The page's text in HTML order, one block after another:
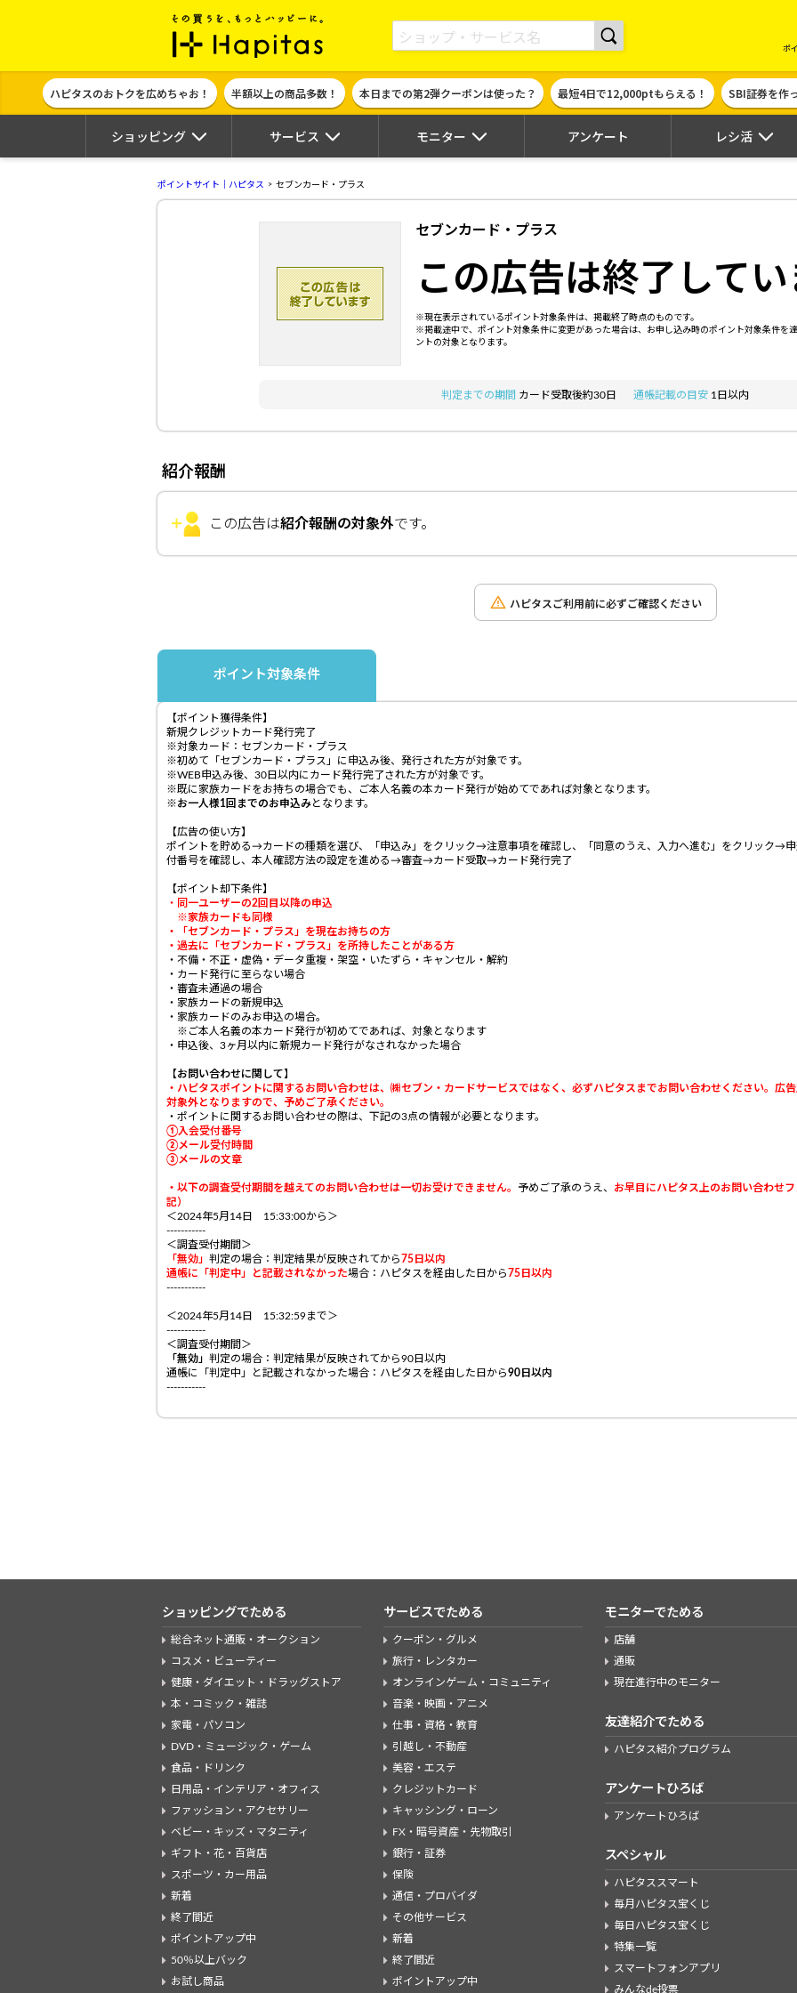
ポイント貯めて現金やギフト券に交換できるポイントサイト | ハピタス
ポ
ハピタスのおトクを広めちゃお！ 半額以上の商品多数！ 本日までの第2弾クーポンは使った？ 最短4日で12,000ptもらえる！ SBI証券を作
ショッピング サービス モニター アンケート レシ活
ポイントサイト｜ハピタス セブンカード・プラス
セブンカード・プラス
この広告は終了してい
※現在表示されているポイント対象条件は、掲載終了時点のものです。
※掲載途中で、ポイント対象条件に変更があった場合は、お申し込み時のポイント対象条件を
ントの対象となります。
判定までの期間 カード受取後約30日 通帳記載の目安 1日以内
紹介報酬
この広告は紹介報酬の対象外です。
ハピタスご利用前に必ずご確認ください
ポイント対象条件
【ポイント獲得条件】
新規クレジットカード発行完了
※対象カード：セブンカード・プラス
※初めて「セブンカード・プラス」に申込み後、発行された方が対象です。
※WEB申込み後、30日以内にカード発行完了された方が対象です。
※既に家族カードをお持ちの場合でも、ご本人名義の本カード発行が始めてであれば対象となります。
※お一人様1回までのお申込みとなります。
【広告の使い方】
ポイントを貯める→カードの種類を選び、「申込み」をクリック→注意事項を確認し、「同意のうえ、入力へ進む」をクリック→
付番号を確認し、本人確認方法の設定を進める→審査→カード受取→カード発行完了
【ポイント却下条件】
・ 同一ユーザーの2回目以降の申込
※家族カードも同様
・「セブンカード・プラス」を現在お持ちの方
・過去に「セブンカード・プラス」を所持したことがある方
・不備・不正・虚偽・データ重複・架空・いたずら・キャンセル・解約
・カード発行に至らない場合
・審査未通過の場合
・家族カードの新規申込
・家族カードのみお申込の場合。
※ご本人名義の本カード発行が初めてであれば、対象となります
・申込後、3ヶ月以内に新規カード発行がなされなかった場合
【お問い合わせに関して】
・ハピタスポイントに関するお問い合わせは、㈱セブン・カードサービスではなく、必ずハピタスまでお問い合わせください。広
対象外となりますので、予めご了承ください。
・ポイントに関するお問い合わせの際は、下記の3点の情報が必要となります。
①入会受付番号
②メール受付時間
③メールの文章
・ 以下の調査受付期間を越えてのお問い合わせは一切お受けできません。 予めご了承のうえ、 お早目にハピタス上のお問い合わせ
記）
＜2024年5月14日 15:33:00から＞
-----------
＜調査受付期間＞
「無効」 判定の場合：判定結果が反映されてから 75 日以内
通帳に「判定中」と記載されなかった場合：ハピタスを経由した日から 75 日以内
-----------
＜2024年5月14日 15:32:59まで＞
-----------
＜調査受付期間＞
「無効」 判定の場合：判定結果が反映されてから90日以内
通帳に「判定中」と記載されなかった場合：ハピタスを経由した日から90 日以内
-----------
ショッピングでためる
総合ネット通販・オークション
コスメ・ビューティー
健康・ダイエット・ドラッグストア
本・コミック・雑誌
家電・パソコン
DVD・ミュージック・ゲーム
食品・ドリンク
日用品・インテリア・オフィス
ファッション・アクセサリー
ベビー・キッズ・マタニティ
ギフト・花・百貨店
スポーツ・カー用品
新着
終了間近
ポイントアップ中
50％以上バック
お試し商品
サービスでためる
クーポン・グルメ
旅行・レンタカー
オンラインゲーム・コミュニティ
音楽・映画・アニメ
仕事・資格・教育
引越し・不動産
美容・エステ
クレジットカード
キャッシング・ローン
FX・暗号資産・先物取引
銀行・証券
保険
通信・プロバイダ
その他サービス
新着
終了間近
ポイントアップ中
モニターでためる
店舗
通販
現在進行中のモニター
友達紹介でためる
ハピタス紹介プログラム
アンケートひろば
アンケートひろば
スペシャル
ハピタススマート
毎月ハピタス宝くじ
毎日ハピタス宝くじ
特集一覧
スマートフォンアプリ
みんなde投票